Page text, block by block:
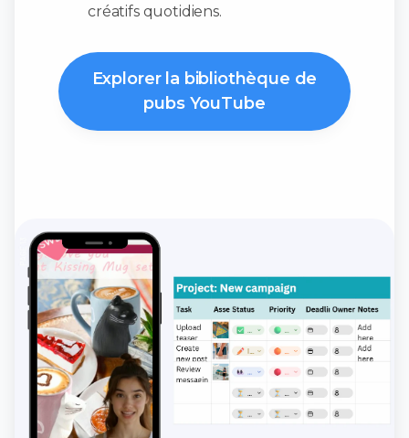
créatifs quotidiens.
Explorer la bibliothèque de
pubs YouTube